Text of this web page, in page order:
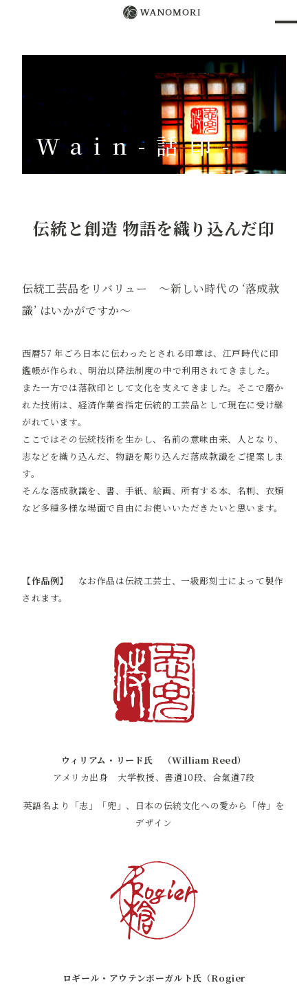
Wain-話印-
伝統と創造 物語を織り込んだ印
伝統工芸品をリバリュー ～新しい時代の ‘落成款
識’ はいかがですか～
西暦57 年ごろ日本に伝わったとされる印章は、江戸時代に印
鑑帳が作られ、明治以降法制度の中で利用されてきました。
また一方では落款印として文化を支えてきました。そこで磨か
れた技術は、経済作業省指定伝統的工芸品として現在に受け継
がれています。
ここではその伝統技術を生かし、名前の意味由来、人となり、
志などを織り込んだ、物語を彫り込んだ落成款識をご提案しま
す。
そんな落成款識を、書、手紙、絵画、所有する本、名刺、衣類
など多種多様な場面で自由にお使いいただきたいと思います。
【作品例】 なお作品は伝統工芸士、一級彫刻士によって製作
されます。
ウィリアム・リード氏 （William Reed）
アメリカ出身 大学教授、書道10段、合氣道7段
英語名より「志」「兜」、日本の伝統文化への愛から「侍」を
デザイン
ロギール・アウテンボーガルト氏（Rogier